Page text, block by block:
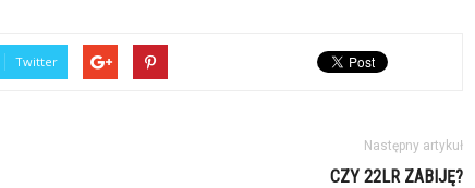
Twitter
Następny artykuł
CZY 22LR ZABIJĘ?